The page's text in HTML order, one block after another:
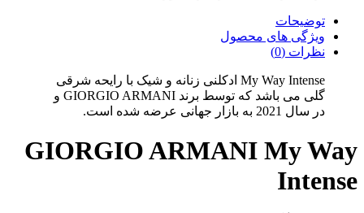
توضیحات
ویژگی های محصول
نظرات (0)
My Way Intense ادکلنی زنانه و شیک با رایحه شرقی
گلی می باشد که توسط برند GIORGIO ARMANI و
در سال 2021 به بازار جهانی عرضه شده است.
GIORGIO ARMANI My Way
Intense